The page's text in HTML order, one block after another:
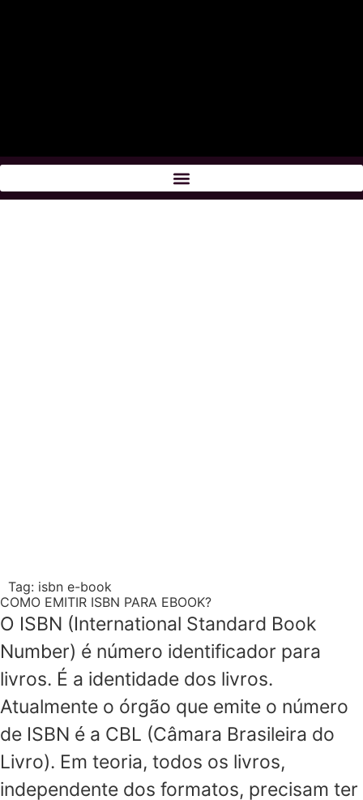
Tag: isbn e-book
COMO EMITIR ISBN PARA EBOOK?
O ISBN (International Standard Book
Number) é número identificador para
livros. É a identidade dos livros.
Atualmente o órgão que emite o número
de ISBN é a CBL (Câmara Brasileira do
Livro). Em teoria, todos os livros,
independente dos formatos, precisam ter